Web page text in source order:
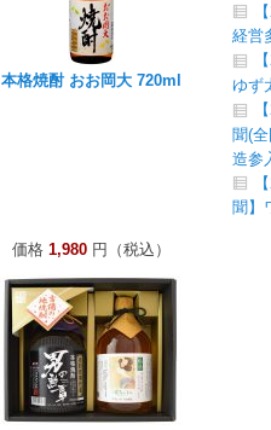
本格焼酎 おお岡大 720ml
価格 1,980円（税込）
経営
ゆず
聞(
造参
聞】